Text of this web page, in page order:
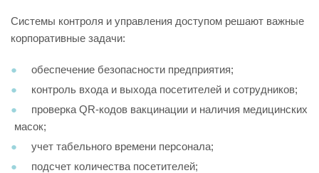
Системы контроля и управления доступом решают важные
корпоративные задачи:
обеспечение безопасности предприятия;
контроль входа и выхода посетителей и сотрудников;
проверка QR-кодов вакцинации и наличия медицинских
масок;
учет табельного времени персонала;
подсчет количества посетителей;